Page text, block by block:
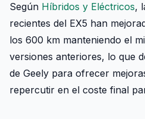
Según Híbridos y Eléctricos,
recientes del EX5 han
los 600 km manteniendo el
versiones anteriores, lo que
de Geely para ofrecer
repercutir en el coste final